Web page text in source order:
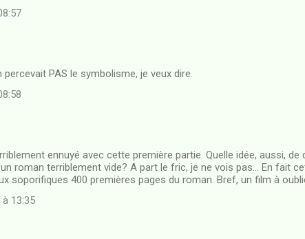
percevait PAS le symbolisme, je veux dire.
ennuyé avec cette première partie. Quelle idée, aussi, de
roman terriblement vide? A part le fric, je ne vois pas... En fait
soporifiques 400 premières pages du roman. Bref, un film à
13:35